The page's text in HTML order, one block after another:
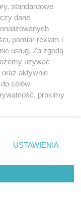
z portali
sięz nami
standardowe
dane
pomiar reklam i
usług. Za zgodą
używać
oraz aktywnie
celów
prosimy
rogu strony
nie wymagają
się
miały
USTAWIENIA